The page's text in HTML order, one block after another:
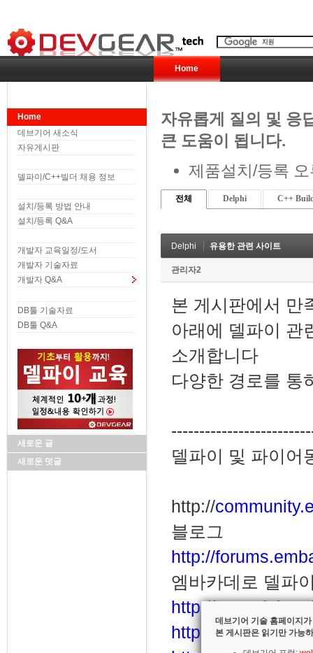
Home
Home
데브기어 새소식
자유게시판
델파이/C++빌더 채용 정보
설치/등록 방법 안내
설치/등록 Q&A
개발자 교육일정/도서
개발자 기술자료
개발자 Q&A
DB툴 기술자료
DB툴 Q&A
새로운 글
새로운 덧글
자유롭게 질의 및 응
큰 도움이 됩니다.
제품설치/등록
전체 Delphi C++
Delphi 유용한 관련 사이트
관리자2
본 게시판에서 만
아래에 델파이 관
소개합니다
다양한 경로를 통
델파이 및 파이어
http://
블로그
http://
엠바카데로 델파
http://
http://
데브기어 기술 홈페이지
본 게시판은 읽기만 가능